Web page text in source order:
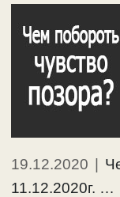
19.12.2020 |
11.12.2020г. …